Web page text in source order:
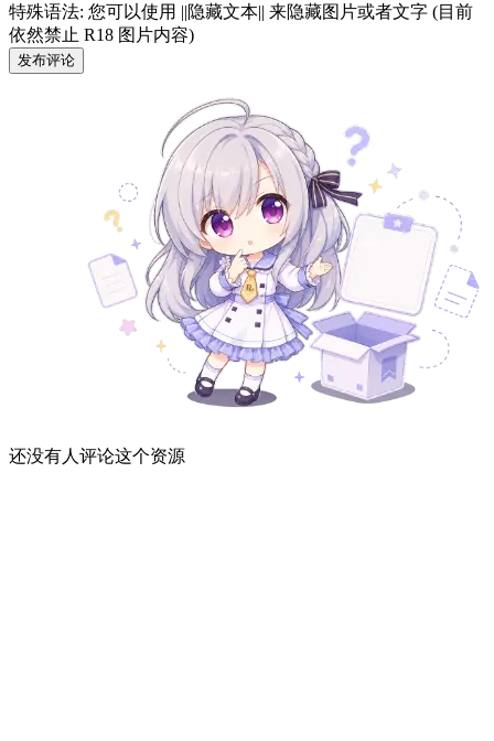
特殊语法: 您可以使用 ||隐藏文本|| 来隐藏图片或者文字 (目前
依然禁止 R18 图片内容)
发布评论
还没有人评论这个资源